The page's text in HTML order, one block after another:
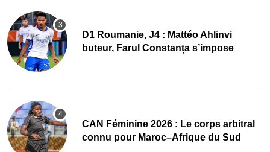
D1 Roumanie, J4 : Mattéo Ahlinvi
buteur, Farul Constanța s’impose
‎CAN Féminine 2026 : Le corps arbitral
connu pour Maroc–Afrique du Sud